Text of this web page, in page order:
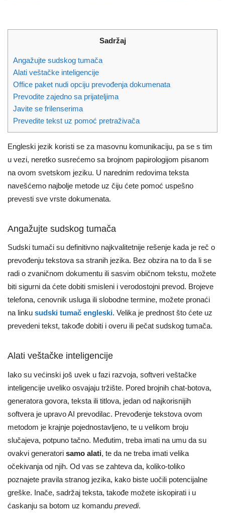
Sadržaj
Angažujte sudskog tumača
Alati veštačke inteligencije
Office paket nudi opciju prevođenja dokumenata
Prevodite zajedno sa prijateljima
Javite se frilenserima
Prevedite tekst uz pomoć pretraživača
Engleski jezik koristi se za masovnu komunikaciju, pa se s tim
u vezi, neretko susrećemo sa brojnom papirologijom pisanom
na ovom svetskom jeziku. U narednim redovima teksta
navešćemo najbolje metode uz čiju ćete pomoć uspešno
prevesti sve vrste dokumenata.
Angažujte sudskog tumača
Sudski tumači su definitivno najkvalitetnije rešenje kada je reč o
prevođenju tekstova sa stranih jezika. Bez obzira na to da li se
radi o zvaničnom dokumentu ili sasvim običnom tekstu, možete
biti sigurni da ćete dobiti smisleni i verodostojni prevod. Brojeve
telefona, cenovnik usluga ili slobodne termine, možete pronaći
na linku sudski tumač engleski. Velika je prednost što ćete uz
prevedeni tekst, takođe dobiti i overu ili pečat sudskog tumača.
Alati veštačke inteligencije
Iako su većinski još uvek u fazi razvoja, softveri veštačke
inteligencije uveliko osvajaju tržište. Pored brojnih chat-botova,
generatora govora, teksta ili titlova, jedan od najkorisnijih
softvera je upravo AI prevodilac. Prevođenje tekstova ovom
metodom je krajnje pojednostavljeno, te u velikom broju
slučajeva, potpuno tačno. Međutim, treba imati na umu da su
ovakvi generatori samo alati, te da ne treba imati velika
očekivanja od njih. Od vas se zahteva da, koliko-toliko
poznajete pravila stranog jezika, kako biste uočili potencijalne
greške. Inače, sadržaj teksta, takođe možete iskopirati i u
ćaskanju sa botom uz komandu prevedi.